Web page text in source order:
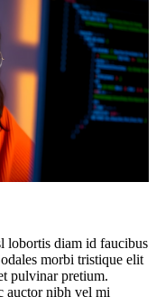
lobortis diam id faucibus
morbi tristique elit
pulvinar pretium.
auctor nibh vel mi